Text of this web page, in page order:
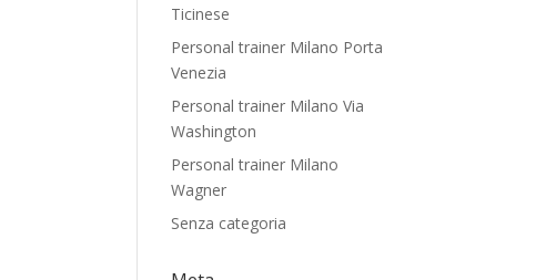
Ticinese
Personal trainer Milano Porta
Venezia
Personal trainer Milano Via
Washington
Personal trainer Milano
Wagner
Senza categoria